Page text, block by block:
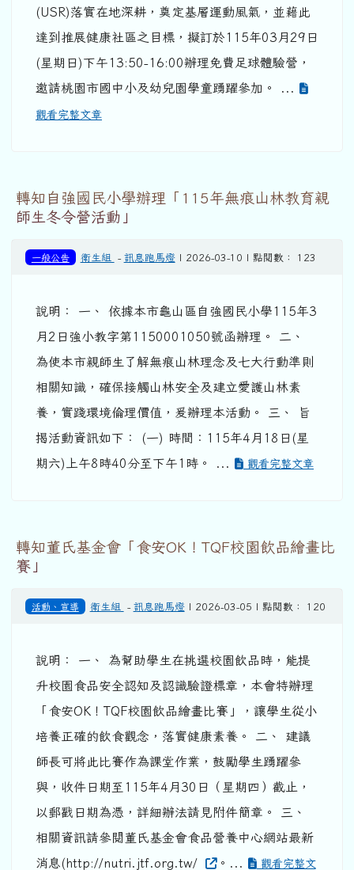
(USR)落實在地深耕，奠定基層運動風氣，並藉此
達到推展健康社區之目標，擬訂於115年03月29日
(星期日)下午13:50-16:00辦理免費足球體驗營，
邀請桃園市國中小及幼兒園學童踴躍參加。 ...
觀看完整文章
轉知自強國民小學辦理「115年無痕山林教育親
師生冬令營活動」
一般公告 衛生組 - 訊息跑馬燈| 2026-03-10 | 點閱數： 123
說明： 一、 依據本市龜山區自強國民小學115年3
月2日強小教字第1150001050號函辦理。 二、
為使本市親師生了解無痕山林理念及七大行動準則
相關知識，確保接觸山林安全及建立愛護山林素
養，實踐環境倫理價值，爰辦理本活動。 三、 旨
揭活動資訊如下： (一) 時間：115年4月18日(星
期六)上午8時40分至下午1時。 ...
觀看完整文章
轉知董氏基金會「食安OK！TQF校園飲品繪畫比
賽」
活動、宣導 衛生組 - 訊息跑馬燈| 2026-03-05 | 點閱數： 120
說明： 一、 為幫助學生在挑選校園飲品時，能提
升校園食品安全認知及認識驗證標章，本會特辦理
「食安OK！TQF校園飲品繪畫比賽」，讓學生從小
培養正確的飲食觀念，落實健康素養。 二、 建議
師長可將此比賽作為課堂作業，鼓勵學生踴躍參
與，收件日期至115年4月30日（星期四）截止，
以郵戳日期為憑，詳細辦法請見附件簡章。 三、
相關資訊請參閱董氏基金會食品營養中心網站最新
消息(http://nutri.jtf.org.tw/
。... 觀看完整文